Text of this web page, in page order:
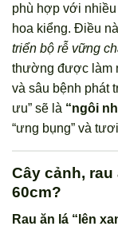
phù hợp với
hoa kiểng. Điều
triển bộ rễ vững
thường được làm
và sâu bệnh phát
ưu” sẽ là “ngôi
“ưng bụng” và
Cây cảnh,
60cm?
Rau ăn lá “lên